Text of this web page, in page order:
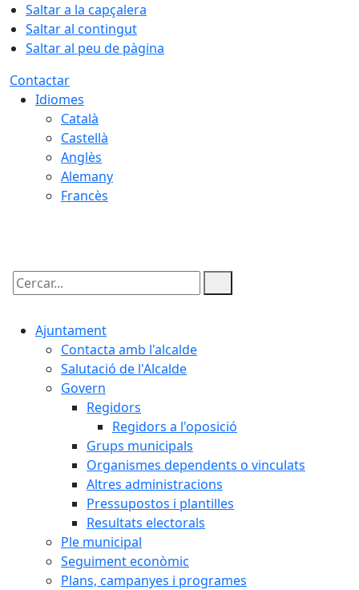
Saltar a la capçalera
Saltar al contingut
Saltar al peu de pàgina
Contactar
Idiomes
Català
Castellà
Anglès
Alemany
Francès
Cercar:
Ajuntament
Contacta amb l'alcalde
Salutació de l'Alcalde
Govern
Regidors
Regidors a l'oposició
Grups municipals
Organismes dependents o vinculats
Altres administracions
Pressupostos i plantilles
Resultats electorals
Ple municipal
Seguiment econòmic
Plans, campanyes i programes